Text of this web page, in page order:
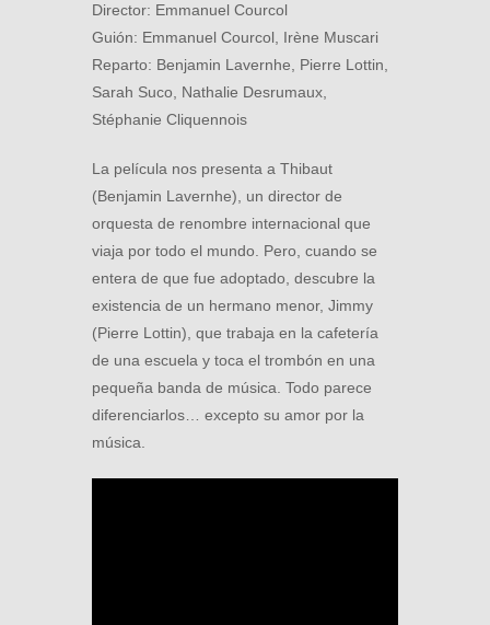
Director: Emmanuel Courcol
Guión: Emmanuel Courcol, Irène Muscari
Reparto: Benjamin Lavernhe, Pierre Lottin,
Sarah Suco, Nathalie Desrumaux,
Stéphanie Cliquennois
La película nos presenta a Thibaut
(Benjamin Lavernhe), un director de
orquesta de renombre internacional que
viaja por todo el mundo. Pero, cuando se
entera de que fue adoptado, descubre la
existencia de un hermano menor, Jimmy
(Pierre Lottin), que trabaja en la cafetería
de una escuela y toca el trombón en una
pequeña banda de música. Todo parece
diferenciarlos… excepto su amor por la
música.